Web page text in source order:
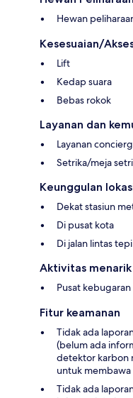
Hewan
Kesesuaian/
Lift
Kedap suara
Bebas rokok
Layanan dan
Layanan
Setrika/meja
Keunggulan
Dekat stasiun
Di pusat kota
Di jalan lintas
Aktivitas menarik
Pusat kebugaran
Fitur keamanan
Tidak ada
(belum ada
detektor karbon
untuk
Tidak ada